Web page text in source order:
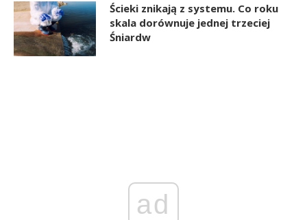
Ścieki znikają z systemu. Co roku
skala dorównuje jednej trzeciej
Śniardw
ad